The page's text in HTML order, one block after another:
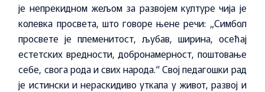
је непрекидном жељом за развојем културе чија је
колевка просвета, што говоре њене речи: „Симбол
просвете је племенитост, љубав, ширина, осећај
естетских вредности, добронамерност, поштовање
себе, свога рода и свих народа.“ Свој педагошки рад
је истински и нераскидиво уткала у живот, развој и